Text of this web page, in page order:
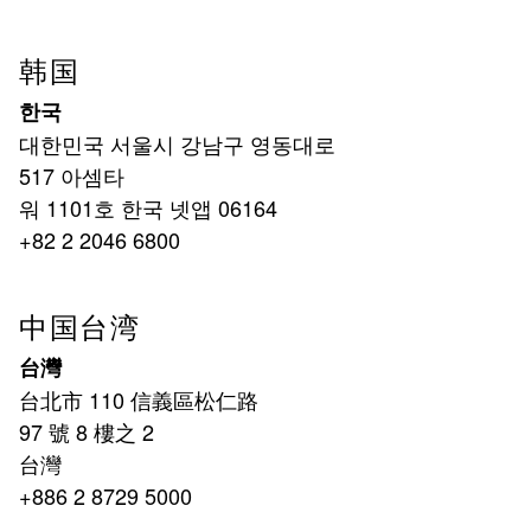
韩国
한국
대한민국 서울시 강남구 영동대로
517 아셈타
워 1101호 한국 넷앱 06164
+82 2 2046 6800
中国台湾
台灣
台北市 110 信義區松仁路
97 號 8 樓之 2
台灣
+886 2 8729 5000